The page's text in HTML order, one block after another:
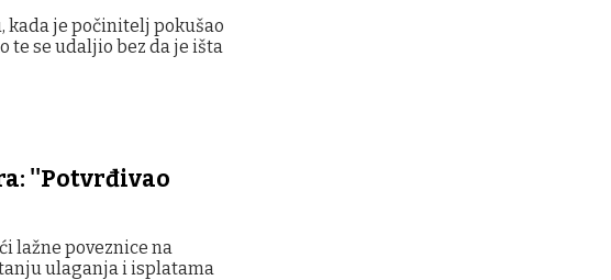
kada je počinitelj pokušao
te se udaljio bez da je išta
''Potvrđivao
lažne poveznice na
ulaganja i isplatama